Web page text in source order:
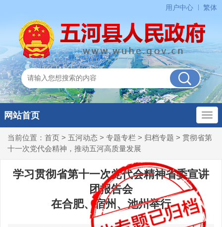
用户中心 繁体
网站首页
当前位置： 首页 > 五河动态 > 专题专栏 > 归档专题 > 贯彻省第
十一次党代会精神，推动五河高质量发展
学习贯彻省第十一次党代会精神省委宣讲
团报告会
在合肥、宿州、池州举行